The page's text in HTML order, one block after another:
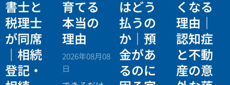
書士と
税理士
が同席
｜相続
登記・
育てる
本当の
理由
2026年08月08
日
はどう
払うの
か｜預
金があ
るのに
くなる
理由｜
認知症
と不動
産の意